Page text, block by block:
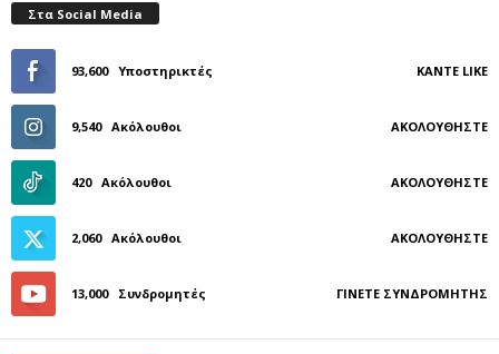
Στα Social Media
93,600 Υποστηρικτές ΚΆΝΤΕ LIKE
9,540 Ακόλουθοι ΑΚΟΛΟΥΘΉΣΤΕ
420 Ακόλουθοι ΑΚΟΛΟΥΘΉΣΤΕ
2,060 Ακόλουθοι ΑΚΟΛΟΥΘΉΣΤΕ
13,000 Συνδρομητές ΓΊΝΕΤΕ ΣΥΝΔΡΟΜΗΤΉΣ